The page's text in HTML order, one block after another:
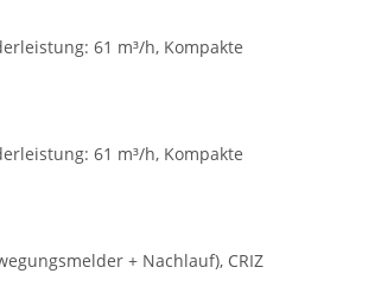
61 m³/h, Kompakte
61 m³/h, Kompakte
+ Nachlauf), CRIZ